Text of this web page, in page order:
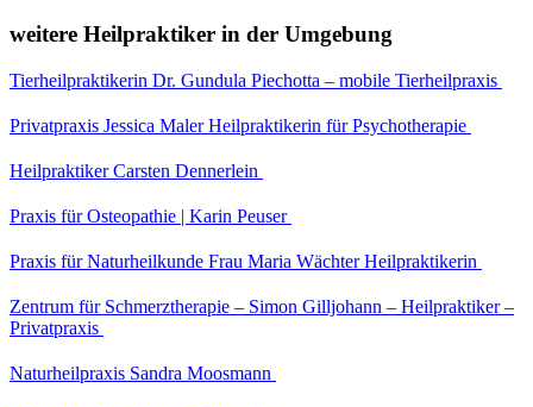
weitere Heilpraktiker in der Umgebung
Tierheilpraktikerin Dr. Gundula Piechotta – mobile Tierheilpraxis
Privatpraxis Jessica Maler Heilpraktikerin für Psychotherapie
Heilpraktiker Carsten Dennerlein
Praxis für Osteopathie | Karin Peuser
Praxis für Naturheilkunde Frau Maria Wächter Heilpraktikerin
Zentrum für Schmerztherapie – Simon Gilljohann – Heilpraktiker –
Privatpraxis
Naturheilpraxis Sandra Moosmann